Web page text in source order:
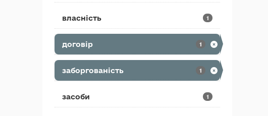
власність 1
договір 1
заборгованість 1
засоби 1